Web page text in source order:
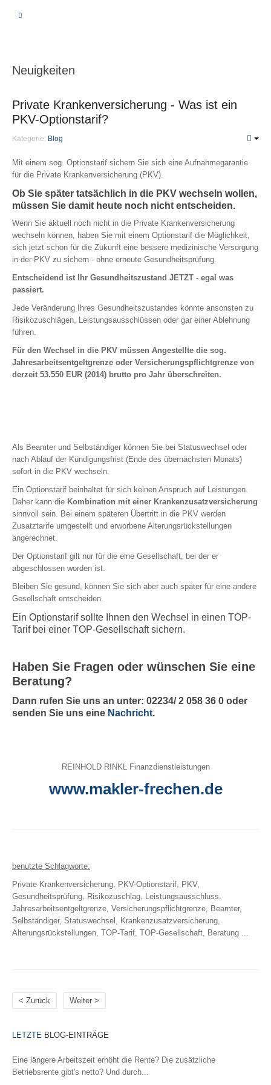
Private Krankenversicherung
Unterschiede
Leistungen
Beiträge
Fragen
PKV-Optimierung
Gesetzliche Krankenversicherung
Krankenzusatzversicherung
ambulant, stationär, Zahn
Krankentagegeld
Pflegerente
Pflegetagegeld
Reisekrankenversicherung für Au Pairs, Schüler, Studenten …
Berufsunfähigkeit
Unfallversicherung
Schwere Krankheiten (Dread Disease)
Risikolebensversicherung
Einkommensversicherung
Grundfähigkeiten
Sterbegeld
Kindervorsorge
Sachversicherungen
PRIVATE SACHVERSICHERUNGEN
Rechtsschutz
Heim und Haus
Hausrat
Glasbruch
Bauleistung
Anhänger
Wohnmobil
Wohnwagen
Tiere
Hundehalterhaftpflicht
Bootsversicherung
Veranstaltungshaftpflicht
GEWERBE-SACHVERSICHERUNGEN
Inhaltsversicherung
Neuigkeiten
Private Krankenversicherung - Was ist ein
PKV-Optionstarif?
Kategorie: Blog
Mit einem sog. Optionstarif sichern Sie sich eine Aufnahmegarantie
für die Private Krankenversicherung (PKV).
Ob Sie später tatsächlich in die PKV wechseln wollen,
müssen Sie damit heute noch nicht entscheiden.
Wenn Sie aktuell noch nicht in die Private Krankenversicherung
wechseln können, haben Sie mit einem Optionstarif die Möglichkeit,
sich jetzt schon für die Zukunft eine bessere medizinische Versorgung
in der PKV zu sichern - ohne erneute Gesundheitsprüfung.
Entscheidend ist Ihr Gesundheitszustand JETZT - egal was
passiert.
Jede Veränderung Ihres Gesundheitszustandes könnte ansonsten zu
Risikozuschlägen, Leistungsausschlüssen oder gar einer Ablehnung
führen.
Für den Wechsel in die PKV müssen Angestellte die sog.
Jahresarbeitsentgeltgrenze oder Versicherungspflichtgrenze von
derzeit 53.550 EUR (2014) brutto pro Jahr überschreiten.
Als Beamter und Selbständiger können Sie bei Statuswechsel oder
nach Ablauf der Kündigungsfrist (Ende des übernächsten Monats)
sofort in die PKV wechseln.
Ein Optionstarif beinhaltet für sich keinen Anspruch auf Leistungen.
Daher kann die Kombination mit einer Krankenzusatzversicherung
sinnvoll sein. Bei einem späteren Übertritt in die PKV werden
Zusatztarife umgestellt und erworbene Alterungsrückstellungen
angerechnet.
Der Optionstarif gilt nur für die eine Gesellschaft, bei der er
abgeschlossen worden ist.
Bleiben Sie gesund, können Sie sich aber auch später für eine andere
Gesellschaft entscheiden.
Ein Optionstarif sollte Ihnen den Wechsel in einen TOP-
Tarif bei einer TOP-Gesellschaft sichern.
Haben Sie Fragen oder wünschen Sie eine
Beratung?
Dann rufen Sie uns an unter: 02234/ 2 058 36 0 oder
senden Sie uns eine Nachricht.
REINHOLD RINKL Finanzdienstleistungen
www.makler-frechen.de
benutzte Schlagworte:
Private Krankenversicherung, PKV-Optionstarif, PKV,
Gesundheitsprüfung, Risikozuschlag, Leistungsausschluss,
Jahresarbeitsentgeltgrenze, Versicherungspflichtgrenze, Beamter,
Selbständiger, Statuswechsel, Krankenzusatzversicherung,
Alterungsrückstellungen, TOP-Tarif, TOP-Gesellschaft, Beratung ...
< Zurück Weiter >
LETZTE BLOG-EINTRÄGE
Eine längere Arbeitszeit erhöht die Rente? Die zusätzliche
Betriebsrente gibt's netto? Und durch...